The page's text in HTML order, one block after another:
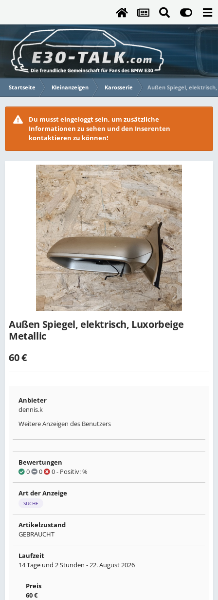
Startseite Kleinanzeigen Karosserie Außen Spiegel,
Du musst eingeloggt sein, um zusätzliche
Informationen zu sehen und den Inserenten
kontaktieren zu können!
Außen Spiegel, elektrisch, Luxorbeige
Metallic
60 €
Anbieter
dennis.k
Weitere Anzeigen des Benutzers
Bewertungen
0
0 0- Positiv: %
Art der Anzeige
SUCHE
Artikelzustand
GEBRAUCHT
Laufzeit
14 Tage und 2 Stunden - 22. August 2026
Preis
60 €